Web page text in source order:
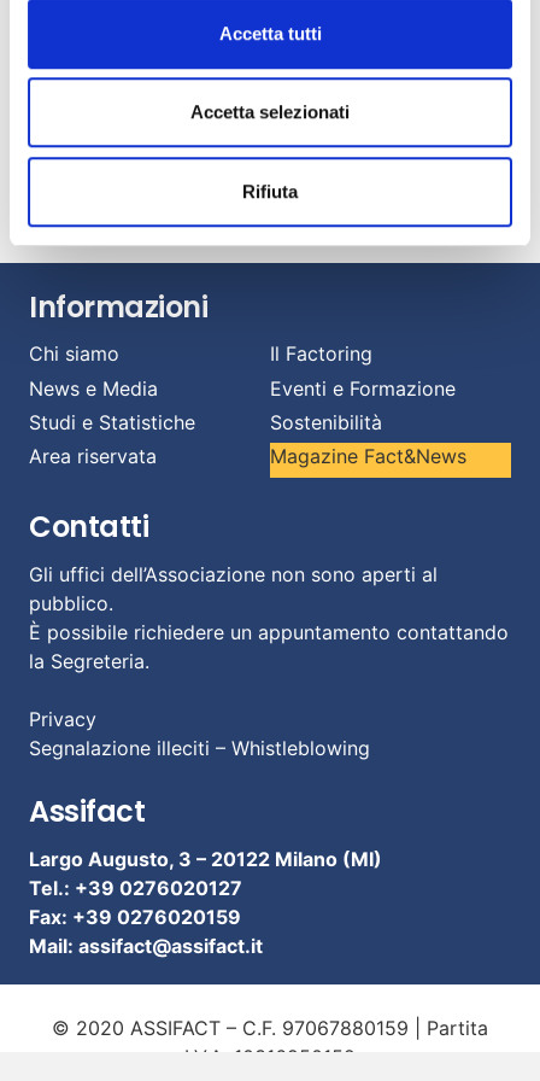
Accetta tutti
Accetta selezionati
Rifiuta
Fact&News: “Le nuove frontiere del factoring”
AIBE: banche e intermediari esteri al 18% del
Banche e imprese: una relazione strategica per
affrontare il cambiamento.
Informazioni
Chi siamo
Il Factoring
News e Media
Eventi e Formazione
Studi e Statistiche
Sostenibilità
Area riservata
Magazine Fact&News
Contatti
Gli uffici dell’Associazione non sono aperti al
pubblico.
È possibile richiedere un appuntamento contattando
la Segreteria.
Privacy
Segnalazione illeciti – Whistleblowing
Assifact
Largo Augusto, 3 – 20122 Milano (MI)
Tel.: +39 0276020127
Fax: +39 0276020159
Mail: assifact@assifact.it
© 2020 ASSIFACT – C.F. 97067880159 | Partita
I.V.A. 10316950152